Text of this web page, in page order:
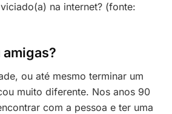
na internet? (fonte:
amigas?
ou até mesmo terminar um
muito diferente. Nos anos 90
com a pessoa e ter uma